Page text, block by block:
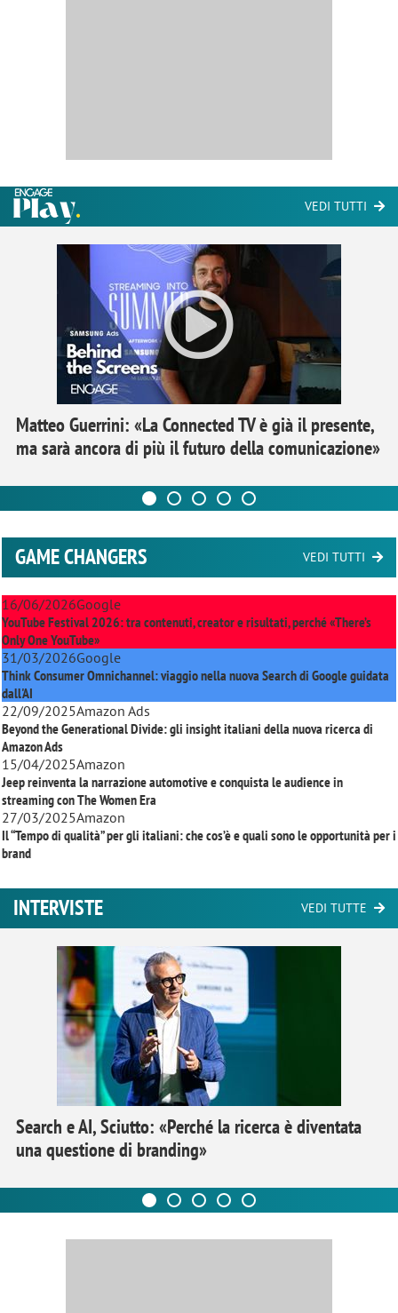
VEDI TUTTI
Matteo Guerrini: «La Connected TV è già il presente,
ma sarà ancora di più il futuro della comunicazione»
GAME CHANGERS VEDI TUTTI
16/06/2026Google
YouTube Festival 2026: tra contenuti, creator e risultati, perché «There’s
Only One YouTube»
31/03/2026Google
Think Consumer Omnichannel: viaggio nella nuova Search di Google guidata
dall'AI
22/09/2025Amazon Ads
Beyond the Generational Divide: gli insight italiani della nuova ricerca di
Amazon Ads
15/04/2025Amazon
Jeep reinventa la narrazione automotive e conquista le audience in
streaming conThe Women Era
27/03/2025Amazon
Il “Tempo di qualità” per gli italiani: che cos’è e quali sono le opportunità per i
brand
INTERVISTE VEDI TUTTE
Search e AI, Sciutto: «Perché la ricerca è diventata
una questione di branding»